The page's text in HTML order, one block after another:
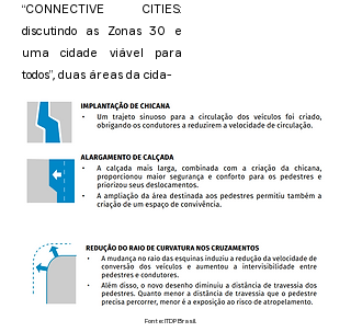
“CONNECTIVE CITIES:
discutindo as Zonas 30 e
uma cidade viável para
todos”, duas áreas da cida-
Fonte: ITDP Brasil.